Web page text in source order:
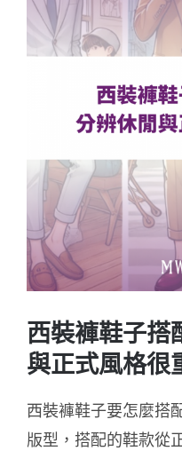
Image
西裝褲鞋子搭
與正式風格很
西裝褲鞋子要怎麼搭
版型，搭配的鞋款從